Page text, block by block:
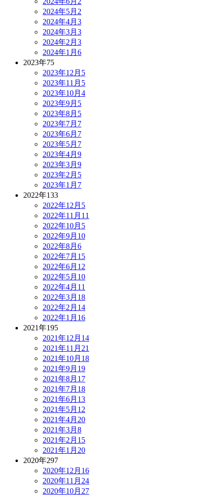
2024年5月 2
2024年4月 3
2024年3月 3
2024年2月 3
2024年1月 6
2023年75
2023年12月 5
2023年11月 5
2023年10月 4
2023年9月 5
2023年8月 5
2023年7月 7
2023年6月 7
2023年5月 7
2023年4月 9
2023年3月 9
2023年2月 5
2023年1月 7
2022年133
2022年12月 5
2022年11月 11
2022年10月 5
2022年9月 10
2022年8月 6
2022年7月 15
2022年6月 12
2022年5月 10
2022年4月 11
2022年3月 18
2022年2月 14
2022年1月 16
2021年195
2021年12月 14
2021年11月 21
2021年10月 18
2021年9月 19
2021年8月 17
2021年7月 18
2021年6月 13
2021年5月 12
2021年4月 20
2021年3月 8
2021年2月 15
2021年1月 20
2020年297
2020年12月 16
2020年11月 24
2020年10月 27